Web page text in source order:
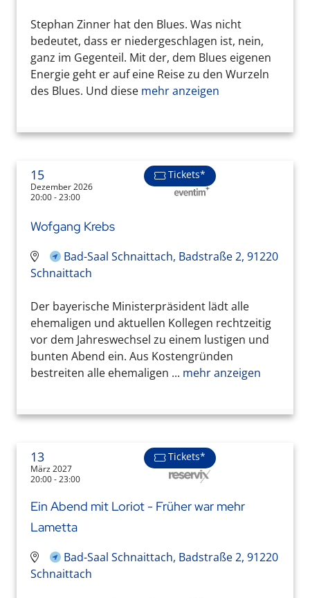
Stephan Zinner hat den Blues. Was nicht
bedeutet, dass er niedergeschlagen ist, nein,
ganz im Gegenteil. Mit der, dem Blues eigenen
Energie geht er auf eine Reise zu den Wurzeln
des Blues. Und diese mehr anzeigen
15
Dezember 2026
20:00 - 23:00
Tickets*
Wofgang Krebs
Bad-Saal Schnaittach, Badstraße 2, 91220
Schnaittach
Der bayerische Ministerpräsident lädt alle
ehemaligen und aktuellen Kollegen rechtzeitig
vor dem Jahreswechsel zu einem lustigen und
bunten Abend ein. Aus Kostengründen
bestreiten alle ehemaligen ... mehr anzeigen
13
März 2027
20:00 - 23:00
Tickets*
Ein Abend mit Loriot - Früher war mehr
Lametta
Bad-Saal Schnaittach, Badstraße 2, 91220
Schnaittach